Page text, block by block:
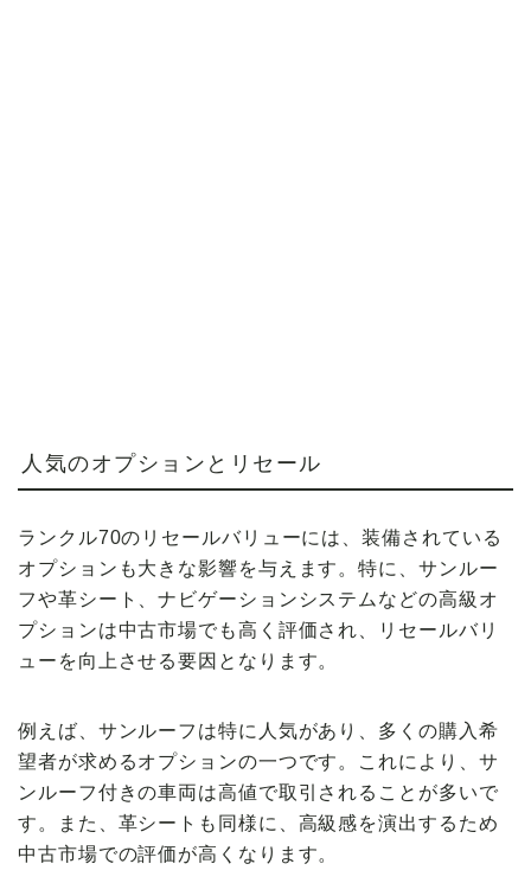
人気のオプションとリセール
ランクル70のリセールバリューには、装備されている
オプションも大きな影響を与えます。特に、サンルー
フや革シート、ナビゲーションシステムなどの高級オ
プションは中古市場でも高く評価され、リセールバリ
ューを向上させる要因となります。
例えば、サンルーフは特に人気があり、多くの購入希
望者が求めるオプションの一つです。これにより、サ
ンルーフ付きの車両は高値で取引されることが多いで
す。また、革シートも同様に、高級感を演出するため
中古市場での評価が高くなります。